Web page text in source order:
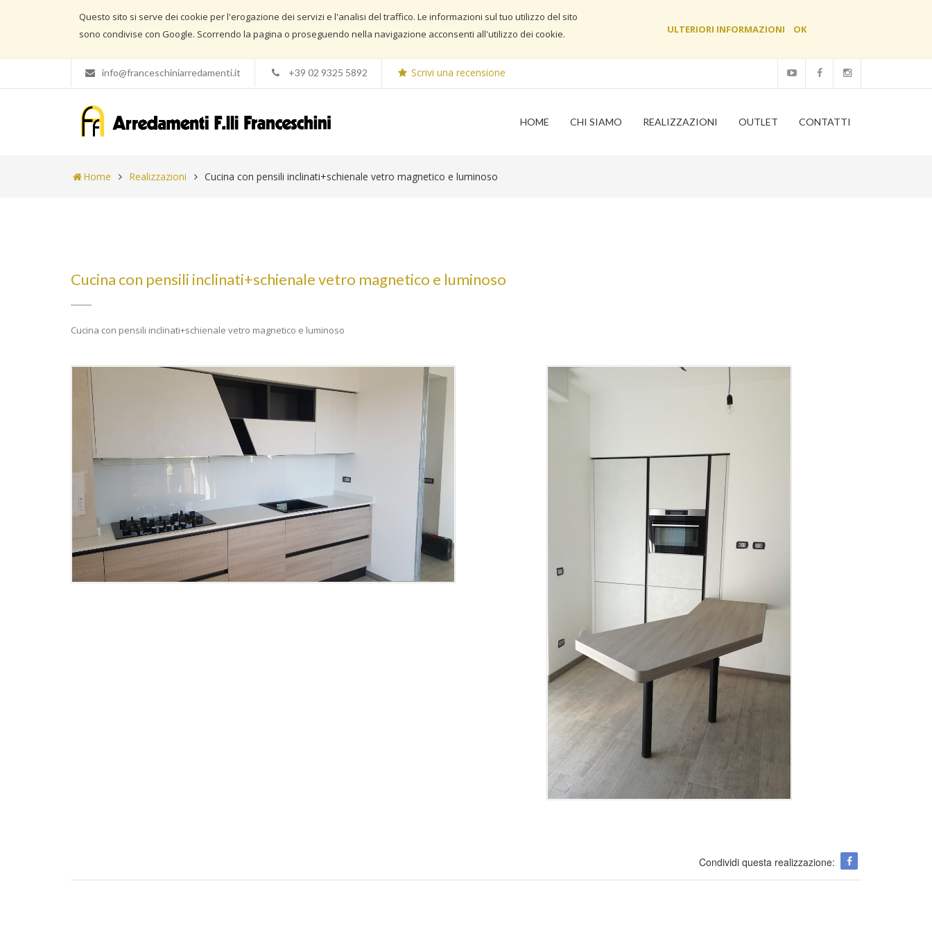
Questo sito si serve dei cookie per l'erogazione dei servizi e l'analisi del traffico. Le informazioni sul tuo utilizzo del sito
sono condivise con Google. Scorrendo la pagina o proseguendo nella navigazione acconsenti all'utilizzo dei cookie.
ULTERIORI INFORMAZIONI OK
info@franceschiniarredamenti.it +39 02 9325 5892 Scrivi una recensione
HOME CHI SIAMO REALIZZAZIONI OUTLET CONTATTI
Home Realizzazioni Cucina con pensili inclinati+schienale vetro magnetico e luminoso
Cucina con pensili inclinati+schienale vetro magnetico e luminoso
Cucina con pensili inclinati+schienale vetro magnetico e luminoso
Condividi questa realizzazione: